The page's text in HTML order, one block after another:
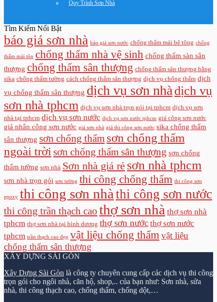
Quy Trình Sơn Nhà
Tìm Kiếm Nổi Bật
báo giá sơn nhà báo giá sơn nước chống thấm mái bê tông chống
thấm mái tôn chống thấm nhà vệ sinh chống thấm sàn sân
thượng chống thấm sân thượng chống thấm sân thượng bằng
sika chống thấm tường cách chống thấm sân thượng dịch vụ chống thấm dịch
vụ chống thấm sân thượng dịch vụ sơn nhà dịch vụ
sơn nhà tphcm dịch vụ sơn nhà trọn gói tại tphcm dịch vụ sơn
nhà tại tphcm dịch vụ sơn nước dịch vụ sơn nước tphcm giá công sơn nước
giá nhân công sơn nước giá sơn nhà giá thi công sơn nước sika chống thấm
sân thượng sơn chống thấm sơn chống thấm
ngoài trời sơn chống thấm sân thượng sơn chống
thấm tường sơn nhà Sơn nhà giá rẻ sơn nhà tphcm
sơn nhà trọn gói sơn tường thi công chống thấm thi công sơn
epoxy thi công sơn nhà thi công sơn nước
thi công trần thạch cao thợ sơn nhà thợ sơn nhà
tphcm thợ sơn nhà tại bình dương thợ sơn nước thợ sơn nước
tphcm trần thạch cao đẹp vật liệu chống thấm vật liệu
chống thấm sân thượng
XÂY DỰNG SÀI GÒN
Xây Dựng Sài Gòn là công ty chuyên cung cấp các dịch vụ thi công
trọn gói cho ngôi nhà, căn hộ, shop,.. của bạn như: Sơn nhà, sửa
nhà, thi công thạch cao, chống thấm, chống dột,…